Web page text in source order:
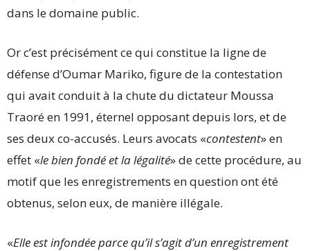
dans le domaine public.
Or c’est précisément ce qui constitue la ligne de
défense d’Oumar Mariko, figure de la contestation
qui avait conduit à la chute du dictateur Moussa
Traoré en 1991, éternel opposant depuis lors, et de
ses deux co-accusés. Leurs avocats «contestent» en
effet «le bien fondé et la légalité» de cette procédure, au
motif que les enregistrements en question ont été
obtenus, selon eux, de manière illégale.
«Elle est infondée parce qu’il s’agit d’un enregistrement